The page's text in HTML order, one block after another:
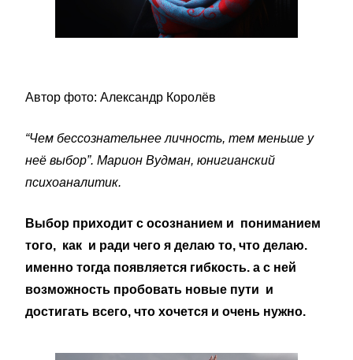
Автор фото: Александр Королёв
“Чем бессознательнее личность, тем меньше у
неё выбор”. Марион Вудман, юнигианский
психоаналитик.
Выбор приходит с осознанием и пониманием
того, как и ради чего я делаю то, что делаю.
именно тогда появляется гибкость. а с ней
возможность пробовать новые пути и
достигать всего, что хочется и очень нужно.